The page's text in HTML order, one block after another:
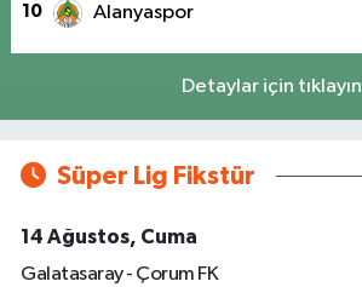
10 Alanyaspor
Detaylar için tıklayın
Süper Lig Fikstür
14 Ağustos, Cuma
Galatasaray - Çorum FK